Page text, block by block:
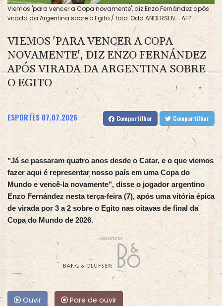
Viemos 'para vencer a Copa novamente', diz Enzo Fernández após
virada da Argentina sobre o Egito / foto: Odd ANDERSEN - AFP
VIEMOS 'PARA VENCER A COPA
NOVAMENTE', DIZ ENZO FERNÁNDEZ
APÓS VIRADA DA ARGENTINA SOBRE
O EGITO
ESPORTES 07.07.2026 Compartilhar Compartilhar
"Já se passaram quatro anos desde o Catar, e o que viemos
fazer aqui é representar nosso país em uma Copa do
Mundo e vencê-la novamente", disse o jogador argentino
Enzo Fernández nesta terça-feira (7), após uma vitória épica
de virada por 3 a 2 sobre o Egito nas oitavas de final da
Copa do Mundo de 2026.
Anúncio
Ouvir Pare de ouvir